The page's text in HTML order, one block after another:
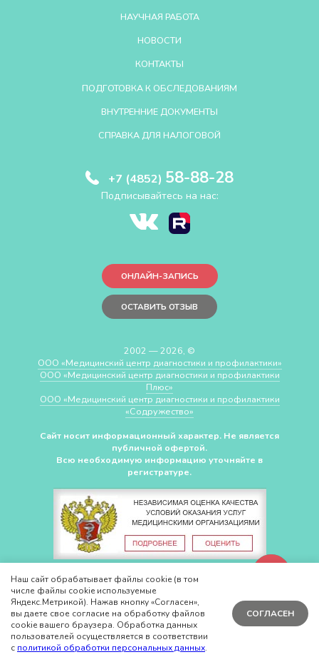
НАУЧНАЯ РАБОТА
НОВОСТИ
КОНТАКТЫ
ПОДГОТОВКА К ОБСЛЕДОВАНИЯМ
ВНУТРЕННИЕ ДОКУМЕНТЫ
СПРАВКА ДЛЯ НАЛОГОВОЙ
+7 (4852) 58-88-28
Подписывайтесь на нас:
ОНЛАЙН-ЗАПИСЬ
ОСТАВИТЬ ОТЗЫВ
2002 — 2026, ©
ООО «Медицинский центр диагностики и профилактики»
ООО «Медицинский центр диагностики и профилактики
Плюс»
ООО «Медицинский центр диагностики и профилактики
«Cодружество»
Сайт носит информационный характер. Не является
публичной офертой.
Всю необходимую информацию уточняйте в
регистратуре.
СДЕЛАНО ВCHUDOV.PRO
Наш сайт обрабатывает файлы cookie (в том
числе файлы cookie используемые
Яндекс.Метрикой). Нажав кнопку «Согласен»,
вы даете свое согласие на обработку файлов
cookie вашего браузера. Обработка данных
пользователей осуществляется в соответствии
с политикой обработки персональных данных.
СОГЛАСЕН